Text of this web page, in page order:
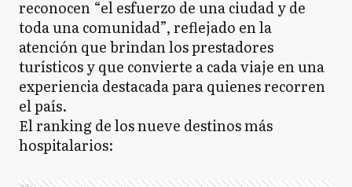
reconocen “el esfuerzo de una ciudad y de
toda una comunidad”, reflejado en la
atención que brindan los prestadores
turísticos y que convierte a cada viaje en una
experiencia destacada para quienes recorren
el país.
El ranking de los nueve destinos más
hospitalarios: